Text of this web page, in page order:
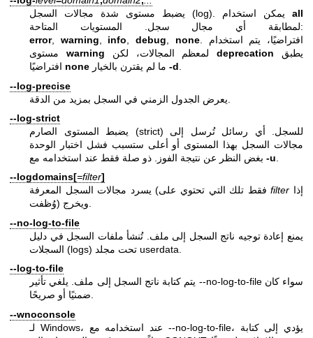
all
لمطابقة أي مجال سجل. المستويات المتاحة:
error, warning info ,debug none. افتراضيًا، يتم استخدام
warning لمعظم المجالات، لكنdeprecation
none -d
--log-precise
--log-strict
يضبط المستوى الصارم (strict) للسجل. أي رسائل تُرسل إلى
مجالات السجل بهذا المستوى أو أعلى ستسبب فشل اختبار الوحدة
-u
--logdomains[=filter]
يسرد مجالات السجل المعرفة (فقط تلك التي تحتوي علىfilter
وُظفت) ويخرج.
--no-log-to-file
يمنع إعادة توجيه ناتج السجل إلى ملف. تُنشأ ملفات السجل في دليل
السجلات (logs) تحت مجلد userdata.
--log-to-file
يتم كتابة ناتج السجل إلى ملف. يلغي تأثير --no-log-to-file سواء كان
--wnoconsole
لـ Windows، عند استخدامه مع --no-log-to-file، يؤدي إلى كتابة